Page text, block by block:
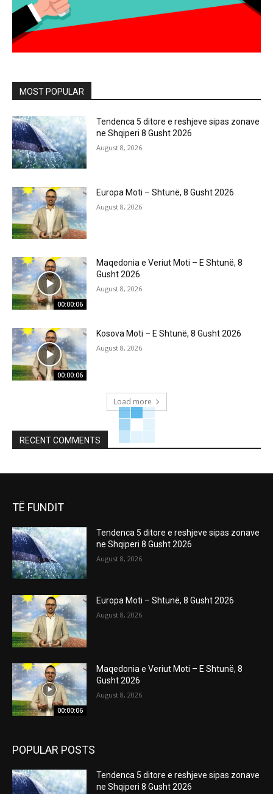
MOST POPULAR
Tendenca 5 ditore e reshjeve sipas zonave
ne Shqiperi 8 Gusht 2026
August 8, 2026
Europa Moti – Shtunë, 8 Gusht 2026
August 8, 2026
00:00:06
Maqedonia e Veriut Moti – E Shtunë, 8
Gusht 2026
August 8, 2026
00:00:06
Kosova Moti – E Shtunë, 8 Gusht 2026
August 8, 2026
Load more
RECENT COMMENTS
TË FUNDIT
Tendenca 5 ditore e reshjeve sipas zonave
ne Shqiperi 8 Gusht 2026
August 8, 2026
Europa Moti – Shtunë, 8 Gusht 2026
August 8, 2026
00:00:06
Maqedonia e Veriut Moti – E Shtunë, 8
Gusht 2026
August 8, 2026
POPULAR POSTS
Tendenca 5 ditore e reshjeve sipas zonave
ne Shqiperi 8 Gusht 2026